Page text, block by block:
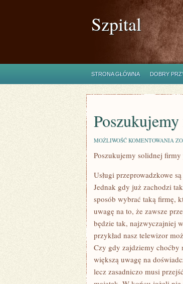
Szpital
STRONA GŁÓWNA DOBRY
MOŻLIWOŚĆ KOMENTOWANIA
Poszukujemy solidnej
Usługi przeprowadzkowe
Jednak gdy już zachodzi
sposób wybrać taką firmę,
uwagę na to, że zawsze
będzie tak, najzwyczajniej
przykład nasz telewizor
Czy gdy zajdziemy choćby
większą uwagę na
lecz zasadniczo musi